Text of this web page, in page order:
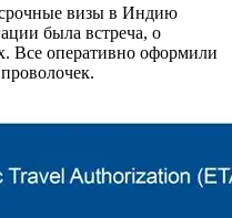
визы в Индию
была встреча, о
Все оперативно оформили